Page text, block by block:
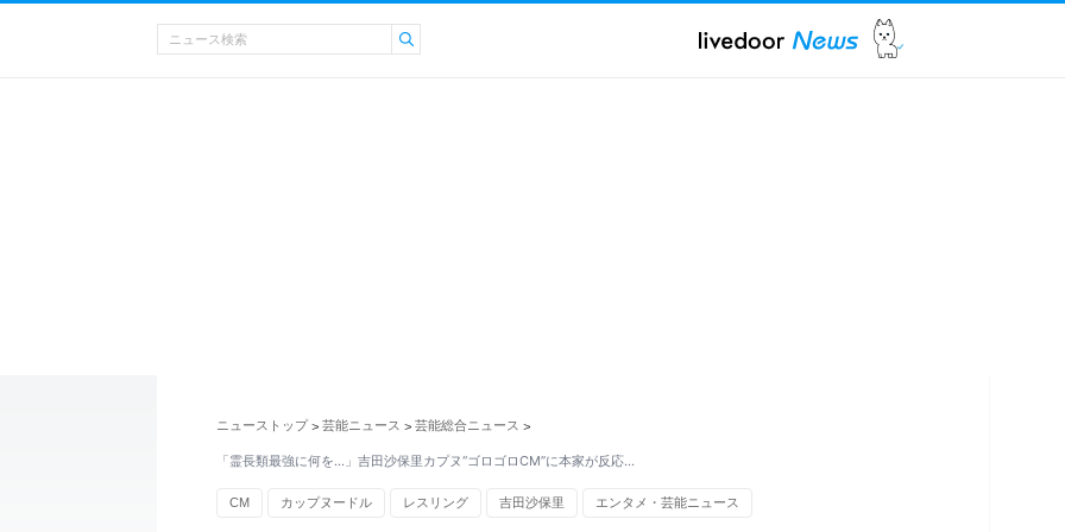
ニューストップ > 芸能ニュース > 芸能総合ニュース >
「霊長類最強に何を…」吉田沙保里カプヌ“ゴロゴロCM”に本家が反応…
CM カップヌードル レスリング 吉田沙保里 エンタメ・芸能ニュース